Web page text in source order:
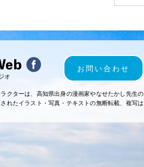
オ
お問い合わせ
クターは、高知県出身の漫画家やなせたかし先生の
れたイラスト・写真・テキストの無断転載、複写は